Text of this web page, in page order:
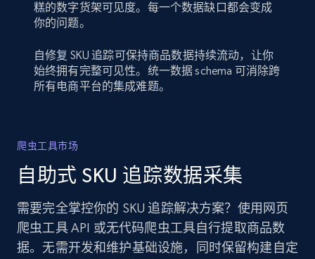
糕的数字货架可见度。每一个数据缺口都会变成
你的问题。
自修复 SKU 追踪可保持商品数据持续流动，让你
始终拥有完整可见性。统一数据 schema 可消除跨
所有电商平台的集成难题。
爬虫工具市场
自助式 SKU 追踪数据采集
需要完全掌控你的 SKU 追踪解决方案？使用网页
爬虫工具 API 或无代码爬虫工具自行提取商品数
据。无需开发和维护基础设施，同时保留构建自定